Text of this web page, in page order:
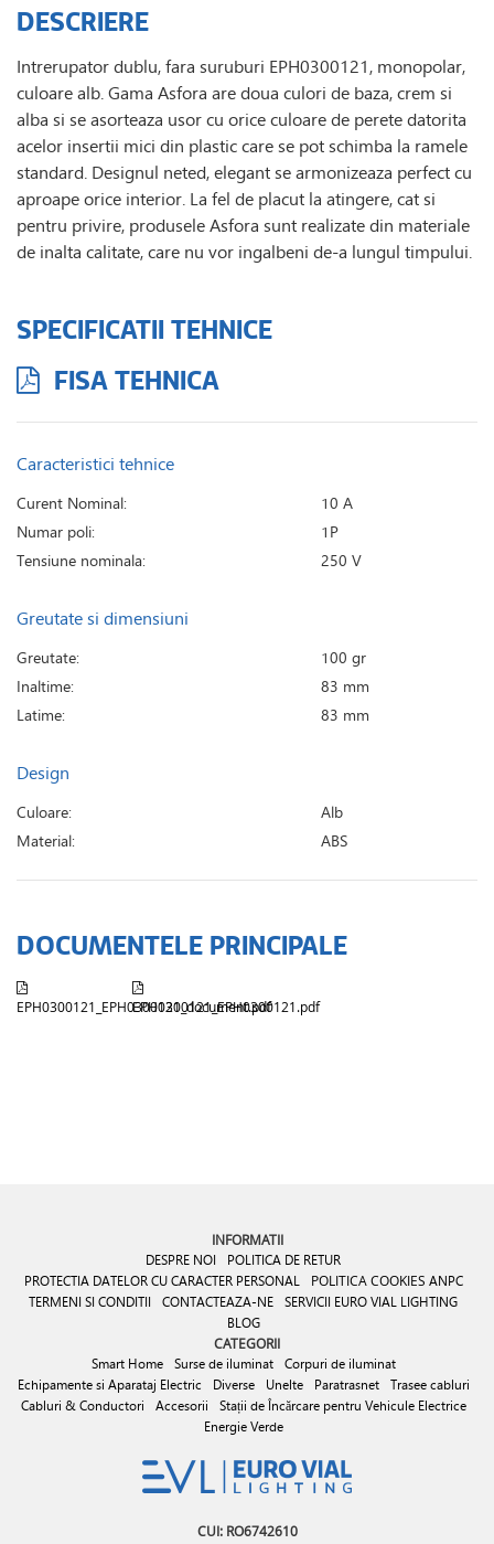
DESCRIERE
Intrerupator dublu, fara suruburi EPH0300121, monopolar,
culoare alb. Gama Asfora are doua culori de baza, crem si
alba si se asorteaza usor cu orice culoare de perete datorita
acelor insertii mici din plastic care se pot schimba la ramele
standard. Designul neted, elegant se armonizeaza perfect cu
aproape orice interior. La fel de placut la atingere, cat si
pentru privire, produsele Asfora sunt realizate din materiale
de inalta calitate, care nu vor ingalbeni de-a lungul timpului.
SPECIFICATII TEHNICE
FISA TEHNICA
Caracteristici tehnice
Curent Nominal:
10 A
Numar poli:
1P
Tensiune nominala:
250 V
Greutate si dimensiuni
Greutate:
100 gr
Inaltime:
83 mm
Latime:
83 mm
Design
Culoare:
Alb
Material:
ABS
DOCUMENTELE PRINCIPALE
EPH0300121_EPH0300121_document.pdf
EPH0300121_EPH0300121.pdf
INFORMATII
DESPRE NOI
POLITICA DE RETUR
PROTECTIA DATELOR CU CARACTER PERSONAL
POLITICA COOKIES ANPC
TERMENI SI CONDITII
CONTACTEAZA-NE SERVICII EURO VIAL LIGHTING
BLOG
CATEGORII
Smart Home Surse de iluminat
Corpuri de iluminat
Echipamente si Aparataj Electric
Diverse Unelte Paratrasnet
Trasee cabluri
Cabluri & Conductori
Accesorii
Stații de Încărcare pentru Vehicule Electrice
Energie Verde
CUI: RO6742610